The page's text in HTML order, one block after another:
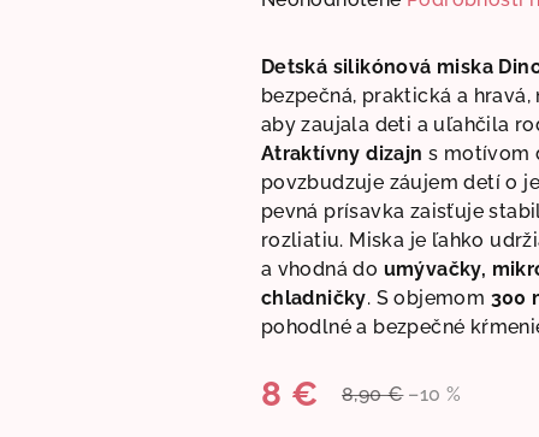
produktu
je
0,0
z
hviezdičiek.
Detská silikónová miska
bezpečná, praktická a hravá,
aby zaujala deti a uľahčila
Atraktívny dizajn s motívom
povzbudzuje záujem detí o
pevná prísavka zaisťuje
rozliatiu. Miska je ľahko
a vhodná do umývačky,
chladničky. S objemom 300
pohodlné a bezpečné
8,90 € –10 %
8 €
Jednotková